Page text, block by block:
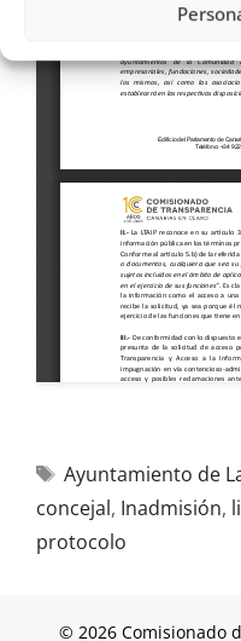
Ayuntamiento de
concejal, Inadmisión,
protocolo
© 2026 Comisionado